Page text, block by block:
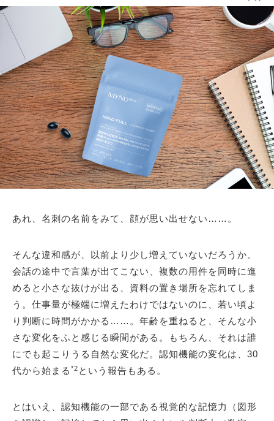
あれ、名刺の名前をみて、顔が思い出せない……。
そんな違和感が、以前より少し増えていないだろうか。
会話の途中で言葉が出てこない、複数の用件を同時に進
めると小さな抜けが出る、資料の置き場所を忘れてしま
う。仕事量が極端に増えたわけではないのに、若い頃よ
り判断に時間がかかる……。年齢を重ねると、そんな小
さな変化をふと感じる瞬間がある。もちろん、それは誰
にでも起こりうる自然な変化だ。認知機能の変化は、30
代から始まる *2 という報告もある。
とはいえ、認知機能の一部である視覚的な記憶力（図形